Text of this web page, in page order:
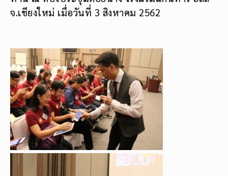
จ.เชียงใหม่ เมื่อวันที่ 3 สิงหาคม 2562